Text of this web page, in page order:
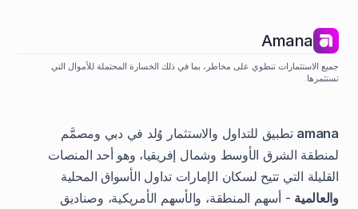
Amana
جميع الاستثمارات تنطوي على مخاطر، بما في ذلك الخسارة المحتملة للأموال التي
تستثمرها.
amana تطبيق للتداول والاستثمار وُلد في دبي ومصمَّم
لمنطقة الشرق الأوسط وشمال إفريقيا، وهو أحد المنصات
القليلة التي تتيح لسكان الإمارات تداول الأسواق المحلية
والعالمية - أسهم المنطقة، والأسهم الأمريكية، وصناديق